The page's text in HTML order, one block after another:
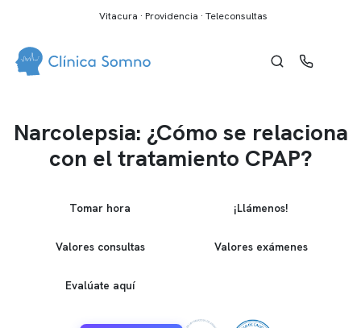
Vitacura · Providencia · Teleconsultas
Narcolepsia: ¿Cómo se relaciona
con el tratamiento CPAP?
Tomar hora ¡Llámenos!
Valores consultas Valores exámenes
Evalúate aquí